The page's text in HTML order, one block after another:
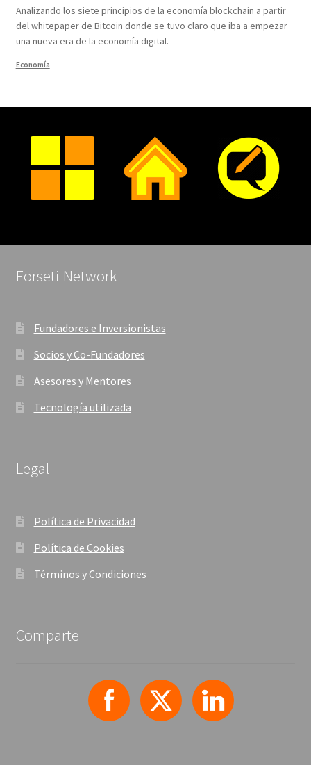
Analizando los siete principios de la economía blockchain a partir
del whitepaper de Bitcoin donde se tuvo claro que iba a empezar
una nueva era de la economía digital.
Economía
Forseti Network
Fundadores e Inversionistas
Socios y Co-Fundadores
Asesores y Mentores
Tecnología utilizada
Legal
Política de Privacidad
Política de Cookies
Términos y Condiciones
Comparte